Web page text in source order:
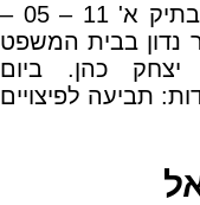
בחיפה (כב' השופטת מעין צור), בתיק א' 11 – 05 –
24.5.13. הערעור נדון בבית המשפט
יצחק כהן. ביום
תביעה לפיצויים